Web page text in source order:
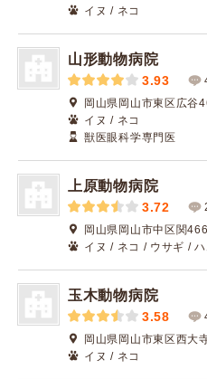
イヌ / ネコ
山形動物病院
3.93
岡山県岡山市東区広谷
イヌ / ネコ
獣医眼科学専門医
上原動物病院
3.72
岡山県岡山市中区関
イヌ / ネコ / ウサギ /
玉木動物病院
3.58
岡山県岡山市東区西大
イヌ / ネコ